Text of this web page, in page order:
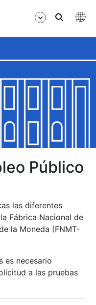
Público
las diferentes
Fábrica Nacional de
la Moneda (FNMT-
es necesario
a las pruebas